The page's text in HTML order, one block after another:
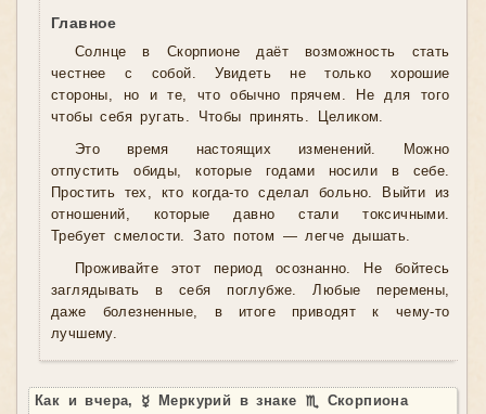
Главное
Солнце в Скорпионе даёт возможность стать
честнее с собой. Увидеть не только хорошие
стороны, но и те, что обычно прячем. Не для того
чтобы себя ругать. Чтобы принять. Целиком.
Это время настоящих изменений. Можно
отпустить обиды, которые годами носили в себе.
Простить тех, кто когда-то сделал больно. Выйти из
отношений, которые давно стали токсичными.
Требует смелости. Зато потом — легче дышать.
Проживайте этот период осознанно. Не бойтесь
заглядывать в себя поглубже. Любые перемены,
даже болезненные, в итоге приводят к чему-то
лучшему.
Как и вчера, ☿ Меркурий в знаке ♏ Скорпиона